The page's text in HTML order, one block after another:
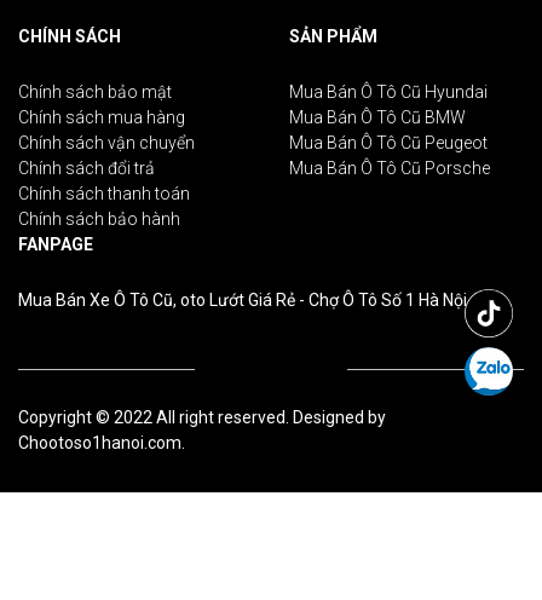
CHÍNH SÁCH
Chính sách bảo mật
Chính sách mua hàng
Chính sách vận chuyển
Chính sách đổi trả
Chính sách thanh toán
Chính sách bảo hành
SẢN PHẨM
Mua Bán Ô Tô Cũ Hyundai
Mua Bán Ô Tô Cũ BMW
Mua Bán Ô Tô Cũ Peugeot
Mua Bán Ô Tô Cũ Porsche
FANPAGE
Mua Bán Xe Ô Tô Cũ, oto Lướt Giá Rẻ - Chợ Ô Tô Số 1 Hà Nội
Copyright © 2022 All right reserved. Designed by
Chootoso1hanoi.com.